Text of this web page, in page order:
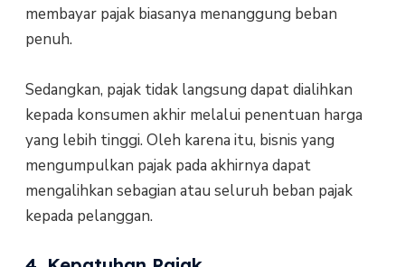
membayar pajak biasanya menanggung beban
penuh.
Sedangkan, pajak tidak langsung dapat dialihkan
kepada konsumen akhir melalui penentuan harga
yang lebih tinggi. Oleh karena itu, bisnis yang
mengumpulkan pajak pada akhirnya dapat
mengalihkan sebagian atau seluruh beban pajak
kepada pelanggan.